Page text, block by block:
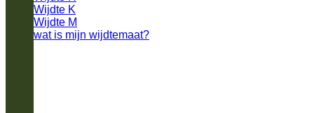
Wijdte K
Wijdte M
wat is mijn wijdtemaat?